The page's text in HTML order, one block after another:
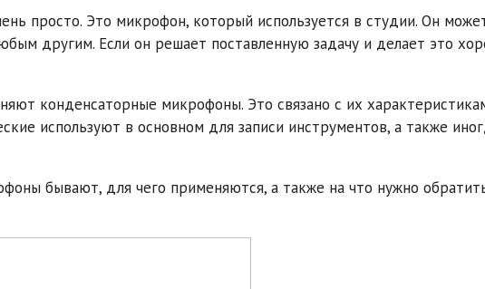
просто. Это микрофон, который используется в студии. Он
другим. Если он решает поставленную задачу и делает это
конденсаторные микрофоны. Это связано с их
используют в основном для записи инструментов, а также
бывают, для чего применяются, а также на что нужно